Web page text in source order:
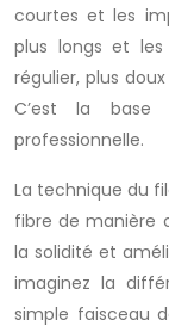
courtes et les
plus longs et
régulier, plus
C’est la
professionnelle.
La technique du
fibre de manière
la solidité et
imaginez la
simple faisceau